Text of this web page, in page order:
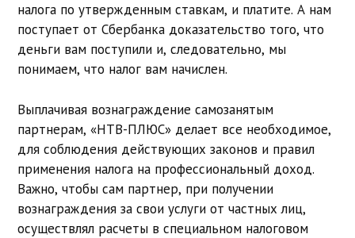
налога по утвержденным ставкам, и платите. А нам
поступает от Сбербанка доказательство того, что
деньги вам поступили и, следовательно, мы
понимаем, что налог вам начислен.
Выплачивая вознаграждение самозанятым
партнерам, «НТВ-ПЛЮС» делает все необходимое,
для соблюдения действующих законов и правил
применения налога на профессиональный доход.
Важно, чтобы сам партнер, при получении
вознаграждения за свои услуги от частных лиц,
осуществлял расчеты в специальном налоговом